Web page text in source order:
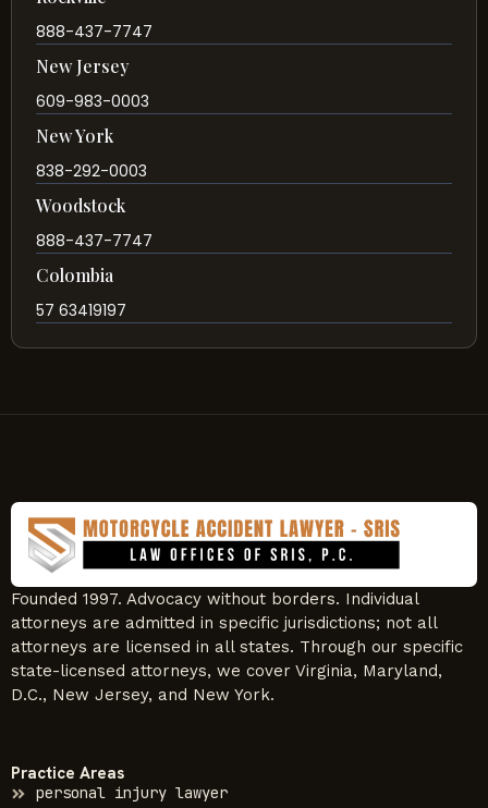
888-437-7747
New Jersey
609-983-0003
New York
838-292-0003
Woodstock
888-437-7747
Colombia
57 63419197
Founded 1997. Advocacy without borders. Individual
attorneys are admitted in specific jurisdictions; not all
attorneys are licensed in all states. Through our specific
state-licensed attorneys, we cover Virginia, Maryland,
D.C., New Jersey, and New York.
Practice Areas
personal injury lawyer